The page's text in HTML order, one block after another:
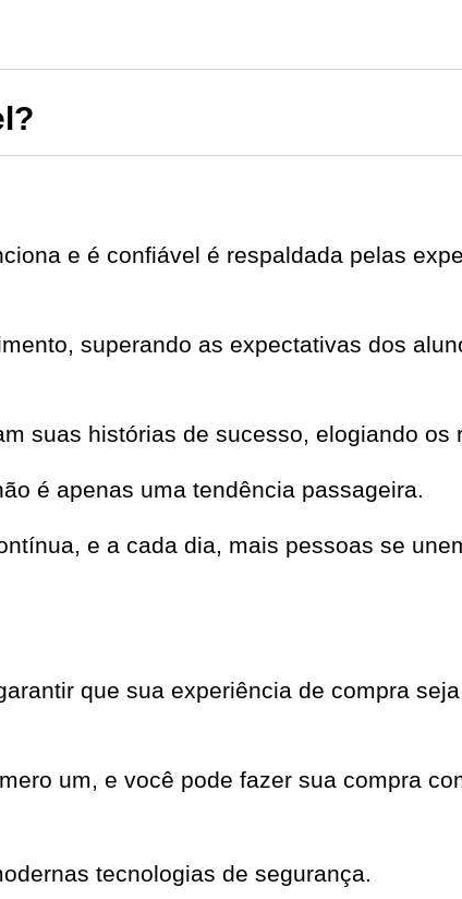
e é confiável é respaldada pelas
superando as expectativas dos
suas histórias de sucesso, elogiando os
é apenas uma tendência passageira.
e a cada dia, mais pessoas se
que sua experiência de compra
um, e você pode fazer sua compra
tecnologias de segurança.